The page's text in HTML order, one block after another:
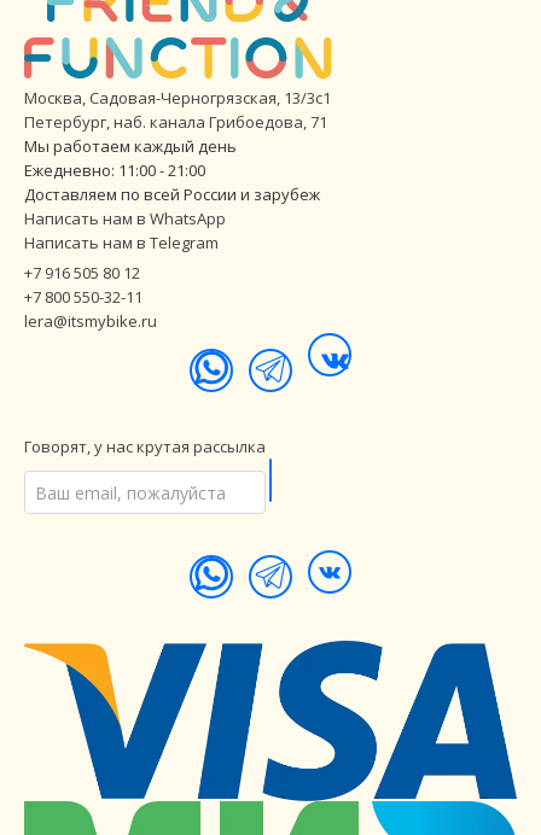
Москва, Садовая-Черногрязская, 13/3с1
Петербург,наб. канала Грибоедова, 71
Мы работаем каждый день
Ежедневно: 11:00 - 21:00
Доставляем по всей России и зарубеж
Написать нам в WhatsApp
Написать нам в Telegram
+7 916 505 80 12
+7 800 550-32-11
lera@itsmybike.ru
Говорят, у нас крутая рассылка